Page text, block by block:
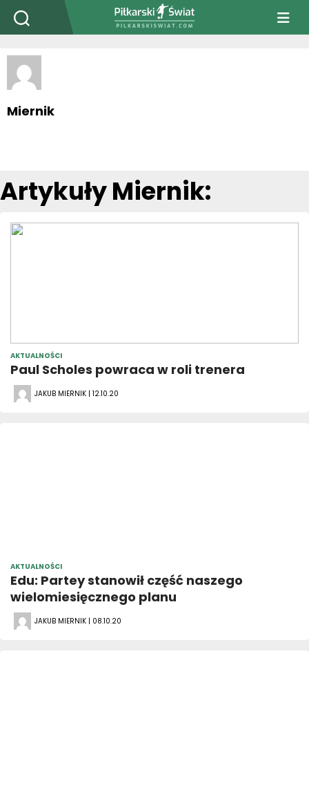
PiłkarskiSwiat.com
Miernik
Artykuły Miernik:
AKTUALNOŚCI
Paul Scholes powraca w roli trenera
JAKUB MIERNIK | 12.10.20
AKTUALNOŚCI
Edu: Partey stanowił część naszego
wielomiesięcznego planu
JAKUB MIERNIK | 08.10.20